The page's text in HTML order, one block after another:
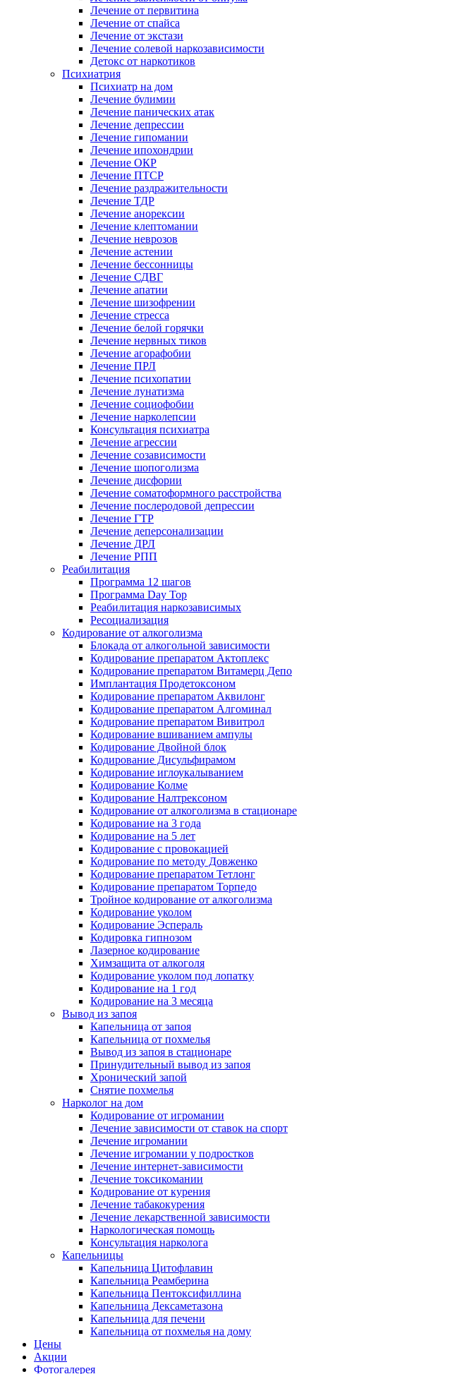
Лечение от первитина
Лечение от спайса
Лечение от экстази
Лечение солевой наркозависимости
Детокс от наркотиков
Психиатрия
Психиатр на дом
Лечение булимии
Лечение панических атак
Лечение депрессии
Лечение гипомании
Лечение ипохондрии
Лечение ОКР
Лечение ПТСР
Лечение раздражительности
Лечение ТДР
Лечение анорексии
Лечение клептомании
Лечение неврозов
Лечение астении
Лечение бессонницы
Лечение СДВГ
Лечение апатии
Лечение шизофрении
Лечение стресса
Лечение белой горячки
Лечение нервных тиков
Лечение агорафобии
Лечение ПРЛ
Лечение психопатии
Лечение лунатизма
Лечение социофобии
Лечение нарколепсии
Консультация психиатра
Лечение агрессии
Лечение созависимости
Лечение шопоголизма
Лечение дисфории
Лечение соматоформного расстройства
Лечение послеродовой депрессии
Лечение ГТР
Лечение деперсонализации
Лечение ДРЛ
Лечение РПП
Реабилитация
Программа 12 шагов
Программа Day Top
Реабилитация наркозависимых
Ресоциализация
Кодирование от алкоголизма
Блокада от алкогольной зависимости
Кодирование препаратом Актоплекс
Кодирование препаратом Витамерц Депо
Имплантация Продетоксоном
Кодирование препаратом Аквилонг
Кодирование препаратом Алгоминал
Кодирование препаратом Вивитрол
Кодирование вшиванием ампулы
Кодирование Двойной блок
Кодирование Дисульфирамом
Кодирование иглоукалыванием
Кодирование Колме
Кодирование Налтрексоном
Кодирование от алкоголизма в стационаре
Кодирование на 3 года
Кодирование на 5 лет
Кодирование с провокацией
Кодирование по методу Довженко
Кодирование препаратом Тетлонг
Кодирование препаратом Торпедо
Тройное кодирование от алкоголизма
Кодирование уколом
Кодирование Эспераль
Кодировка гипнозом
Лазерное кодирование
Химзащита от алкоголя
Кодирование уколом под лопатку
Кодирование на 1 год
Кодирование на 3 месяца
Вывод из запоя
Капельница от запоя
Капельница от похмелья
Вывод из запоя в стационаре
Принудительный вывод из запоя
Хронический запой
Снятие похмелья
Нарколог на дом
Кодирование от игромании
Лечение зависимости от ставок на спорт
Лечение игромании
Лечение игромании у подростков
Лечение интернет-зависимости
Лечение токсикомании
Кодирование от курения
Лечение табакокурения
Лечение лекарственной зависимости
Наркологическая помощь
Консультация нарколога
Капельницы
Капельница Цитофлавин
Капельница Реамберина
Капельница Пентоксифиллина
Капельница Дексаметазона
Капельница для печени
Капельница от похмелья на дому
Цены
Акции
Фотогалерея